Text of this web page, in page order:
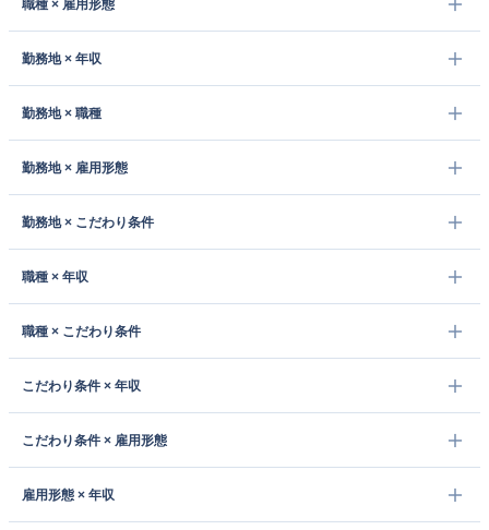
職種 × 雇用形態
勤務地 × 年収
勤務地 × 職種
勤務地 × 雇用形態
勤務地 × こだわり条件
職種 × 年収
職種 × こだわり条件
こだわり条件 × 年収
こだわり条件 × 雇用形態
雇用形態 × 年収